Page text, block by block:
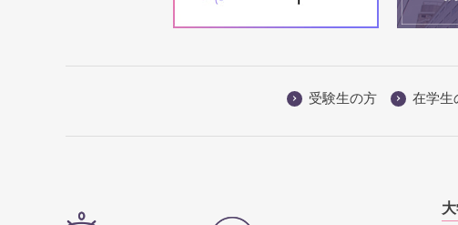
受験生の方 在学生